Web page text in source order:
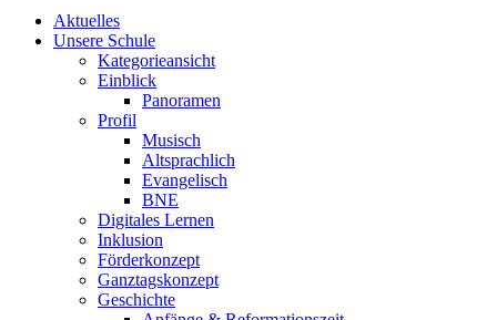
Aktuelles
Unsere Schule
Kategorieansicht
Einblick
Panoramen
Profil
Musisch
Altsprachlich
Evangelisch
BNE
Digitales Lernen
Inklusion
Förderkonzept
Ganztagskonzept
Geschichte